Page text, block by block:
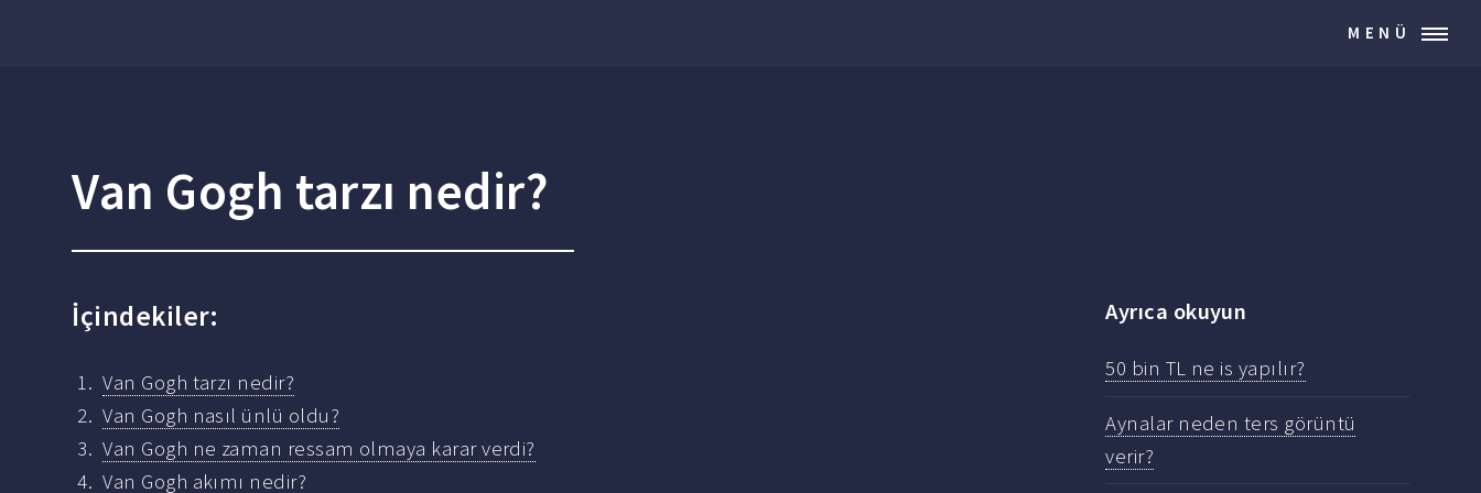
MENÜ
Van Gogh tarzı nedir?
İçindekiler:
Van Gogh tarzı nedir?
Van Gogh nasıl ünlü oldu?
Van Gogh ne zaman ressam olmaya karar verdi?
Van Gogh akımı nedir?
Ayrıca okuyun
50 bin TL ne is yapılır?
Aynalar neden ters görüntü
verir?